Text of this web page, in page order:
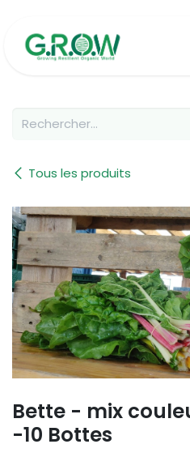
Tous les produits
Bette - mix
-10 Bottes